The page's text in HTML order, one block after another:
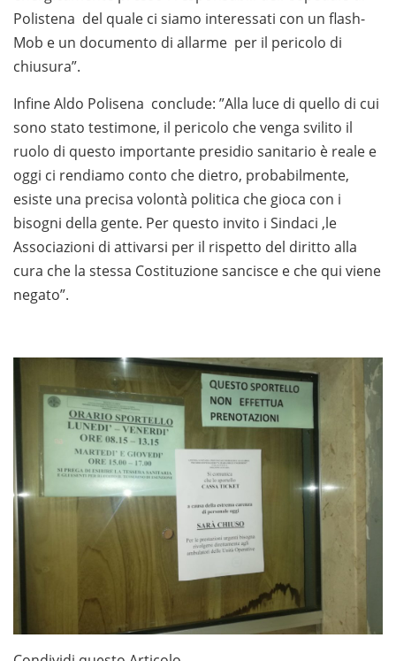
Polistena del quale ci siamo interessati con un flash-
Mob e un documento di allarme per il pericolo di
chiusura”.
Infine Aldo Polisena conclude: ”Alla luce di quello di cui
sono stato testimone, il pericolo che venga svilito il
ruolo di questo importante presidio sanitario è reale e
oggi ci rendiamo conto che dietro, probabilmente,
esiste una precisa volontà politica che gioca con i
bisogni della gente. Per questo invito i Sindaci ,le
Associazioni di attivarsi per il rispetto del diritto alla
cura che la stessa Costituzione sancisce e che qui viene
negato”.